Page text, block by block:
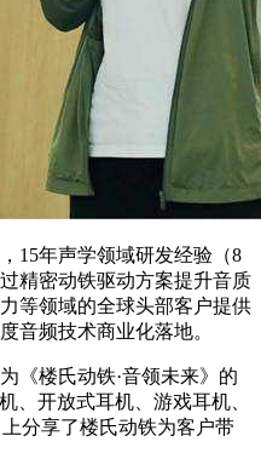
15年声学领域研发经验（8
精密动铁驱动方案提升音质
等领域的全球头部客户提供
音频技术商业化落地。
《楼氏动铁·音领未来》的
、开放式耳机、游戏耳机、
分享了楼氏动铁为客户带